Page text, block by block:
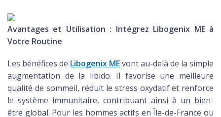
Avantages et Utilisation : Intégrez Libogenix ME à
Votre Routine
Les bénéfices de Libogenix MEvont au-delà de la simple
augmentation de la libido. Il favorise une meilleure
qualité de sommeil, réduit le stress oxydatif et renforce
le système immunitaire, contribuant ainsi à un bien-
être global. Pour les hommes actifs en Île-de-France ou